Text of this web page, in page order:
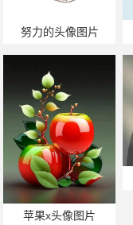
努力的头像图片
苹果x头像图片